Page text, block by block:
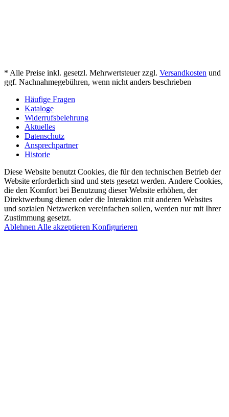
* Alle Preise inkl. gesetzl. Mehrwertsteuer zzgl. Versandkosten und
ggf. Nachnahmegebühren, wenn nicht anders beschrieben
Häufige Fragen
Kataloge
Widerrufsbelehrung
Aktuelles
Datenschutz
Ansprechpartner
Historie
Diese Website benutzt Cookies, die für den technischen Betrieb der
Website erforderlich sind und stets gesetzt werden. Andere Cookies,
die den Komfort bei Benutzung dieser Website erhöhen, der
Direktwerbung dienen oder die Interaktion mit anderen Websites
und sozialen Netzwerken vereinfachen sollen, werden nur mit Ihrer
Zustimmung gesetzt.
Ablehnen Alle akzeptieren Konfigurieren